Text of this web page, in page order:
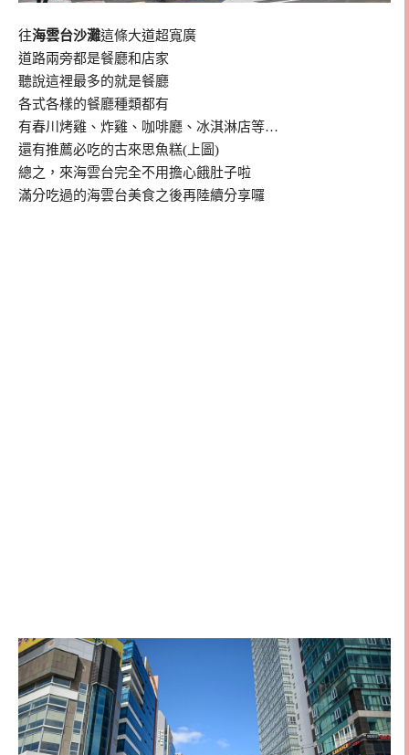
往海雲台沙灘這條大道超寬廣
道路兩旁都是餐廳和店家
聽說這裡最多的就是餐廳
各式各樣的餐廳種類都有
有春川烤雞、炸雞、咖啡廳、冰淇淋店等…
還有推薦必吃的古來思魚糕(上圖)
總之，來海雲台完全不用擔心餓肚子啦
滿分吃過的海雲台美食之後再陸續分享囉